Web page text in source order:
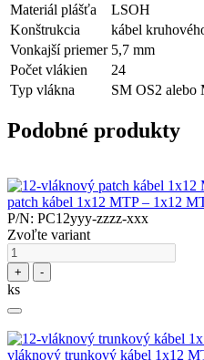
Materiál plášťa
LSOH
Konštrukcia
kábel
Vonkajší priemer 5,7 mm
Počet vlákien
24
Typ vlákna
SM OS2
Podobné produkty
patch kábel 1x12 MTP – 1x12
P/N: PC12yyy-zzzz-xxx
Zvoľte variant
+ -
ks
vláknový trunkový kábel 1x12